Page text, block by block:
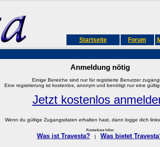
Startseite Forum
Anmeldung nötig
Einige Bereiche sind nur für registierte Benutzer
Eine registrierung ist kostenlos, anonym und benötigt nur eine
Jetzt kostenlos
Wenn du gültige Zugangsdaten erhalten hast, dann logge dich
Kostenlose Infos:
Was ist Travesta? Was bietet